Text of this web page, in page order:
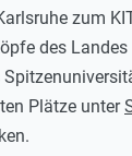
zum
des
Plätze unter